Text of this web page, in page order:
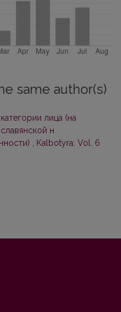
same author(s)
лица (на
н
Kalbotyra: Vol. 6